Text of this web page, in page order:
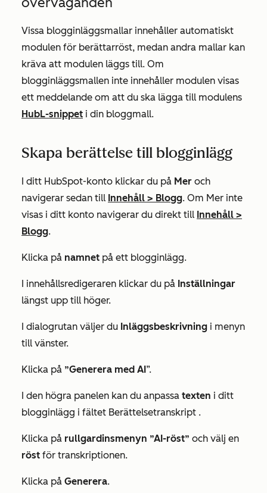
Vissa blogginläggsmallar innehåller automatiskt
modulen för berättarröst, medan andra mallar kan
kräva att modulen läggs till. Om
blogginläggsmallen inte innehåller modulen visas
ett meddelande om att du ska lägga till modulens
HubL-snippet i din bloggmall.
Skapa berättelse till blogginlägg
I ditt HubSpot-konto klickar du på Mer och
navigerar sedan till Innehåll > Blogg. Om Mer inte
visas i ditt konto navigerar du direkt till Innehåll >
Blogg.
Klicka på namnet på ett blogginlägg.
I innehållsredigeraren klickar du på Inställningar
längst upp till höger.
I dialogrutan väljer du Inläggsbeskrivning i menyn
till vänster.
Klicka på ”Generera med AI”.
I den högra panelen kan du anpassa texten i ditt
blogginlägg i fältet Berättelsetranskript .
Klicka på rullgardinsmenyn ”AI-röst” och välj en
röst för transkriptionen.
Klicka på Generera.